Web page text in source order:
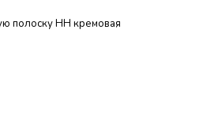
полоску НН кремовая